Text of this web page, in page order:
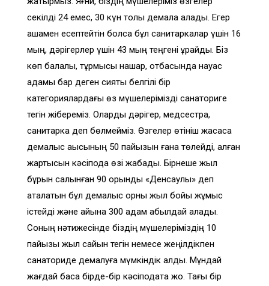
секілді 24 емес, 30 күн толық демала алады. Егер
ақшамен есептейтін болса бұл санитаркалар үшін 16
мың, дәрігерлер үшін 43 мың теңгені құрайды. Біз
көп балалы, тұрмысы нашар, отбасында науқас
адамы бар деген сияқты белгілі бір
категориялардағы өз мүшелерімізді санаториге
тегін жібереміз. Оларды дәрігер, медсестра,
санитарка деп бөлмейміз. Өзгелер өтініш жасаса
демалыс ақысының 50 пайызын ғана төлейді, қалған
жартысын кәсіподақ өзі жабады. Бірнеше жыл
бұрын салынған 90 орындық «Денсаулық» деп
аталатын бұл демалыс орны жыл бойы жұмыс
істейді және айына 300 адам қабылдай алады.
Соның нәтижесінде біздің мүшелеріміздің 10
пайызы жыл сайын тегін немесе жеңілдікпен
санаториде демалуға мүмкіндік алды. Мұндай
жағдай басқа бірде-бір кәсіподақта жоқ. Тағы бір